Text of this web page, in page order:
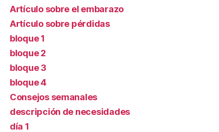
Artículo sobre el embarazo
Artículo sobre pérdidas
bloque 1
bloque 2
bloque 3
bloque 4
Consejos semanales
descripción de necesidades
día 1